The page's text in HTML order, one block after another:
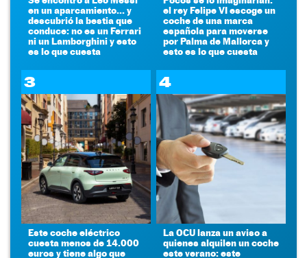
en un aparcamiento... y
descubrió la bestia que
conduce: no es un Ferrari
ni un Lamborghini y esto
es lo que cuesta
el rey Felipe VI escoge un
coche de una marca
española para moverse
por Palma de Mallorca y
esto es lo que cuesta
3
Este coche eléctrico
cuesta menos de 14.000
euros y tiene algo que
4
La OCU lanza un aviso a
quienes alquilen un coche
este verano: este